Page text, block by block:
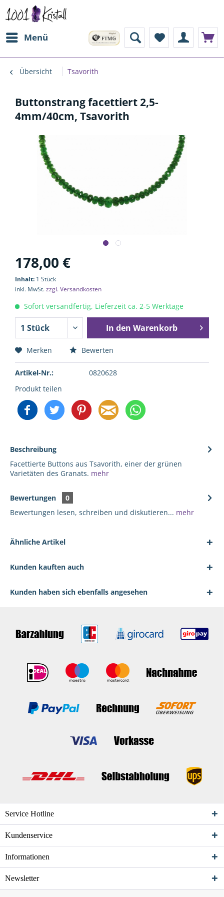
Menü
Übersicht Tsavorith
Buttonstrang facettiert 2,5-
4mm/40cm, Tsavorith
178,00 €
Inhalt: 1 Stück
inkl. MwSt.zzgl. Versandkosten
Sofort versandfertig, Lieferzeit ca. 2-5 Werktage
In den Warenkorb
Merken Bewerten
Artikel-Nr.:
0820628
Produkt teilen
Beschreibung
Facettierte Buttons aus Tsavorith, einer der grünen
Varietäten des Granats. mehr
Bewertungen
0
Bewertungen lesen, schreiben und diskutieren... mehr
Ähnliche Artikel
Kunden kauften auch
Kunden haben sich ebenfalls angesehen
Service Hotline
Kundenservice
Informationen
Newsletter